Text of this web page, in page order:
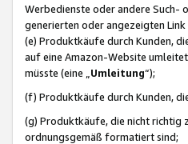
Werbedienste oder andere Such-
generierten oder angezeigten
(e) Produktkäufe durch Kunden,
auf eine Amazon-Website
müsste (eine „ Umleitung“);
(f) Produktkäufe durch Kunden,
(g) Produktkäufe, die nicht richtig
ordnungsgemäß formatiert sind;